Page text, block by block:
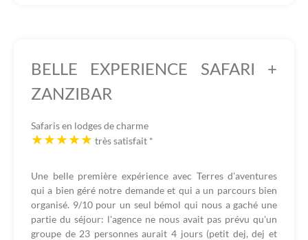
BELLE EXPERIENCE SAFARI +
ZANZIBAR
Safaris en lodges de charme
très satisfait *
Une belle première expérience avec Terres d'aventures
qui a bien géré notre demande et qui a un parcours bien
organisé. 9/10 pour un seul bémol qui nous a gaché une
partie du séjour: l'agence ne nous avait pas prévu qu'un
groupe de 23 personnes aurait 4 jours (petit dej, dej et